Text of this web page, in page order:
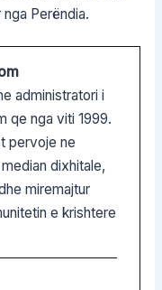
Perëndia.
administratori i
qe nga viti 1999.
pervoje ne
dixhitale,
miremajtur
e krishtere